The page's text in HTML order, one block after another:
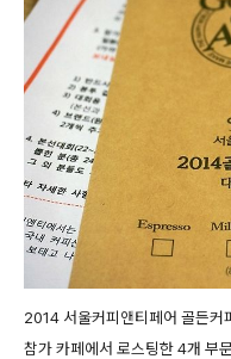
2014 서울커피앤티페어 골든커
참가 카페에서 로스팅한4개 부